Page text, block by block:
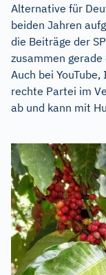
Alternative für
beiden Jahren
die Beiträge der
zusammen
Auch bei
rechte Partei im
ab und kann mit